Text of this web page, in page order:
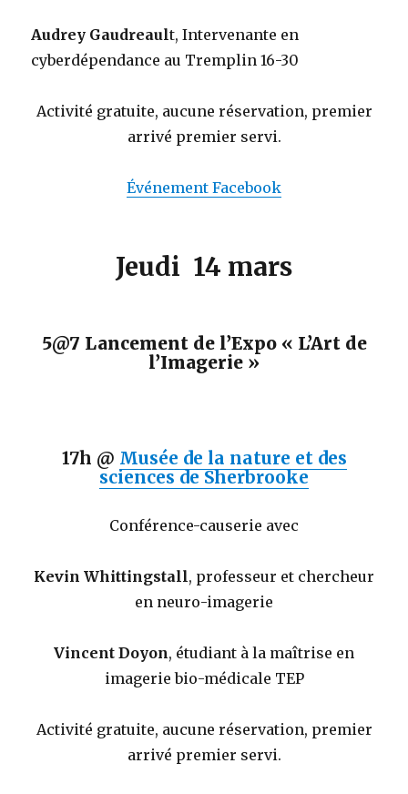
Audrey Gaudreault, Intervenante en
cyberdépendance au Tremplin 16-30
Activité gratuite, aucune réservation, premier
arrivé premier servi.
Événement Facebook
Jeudi 14 mars
5@7 Lancement de l’Expo « L’Art de
l’Imagerie »
17h @ Musée de la nature et des
sciences de Sherbrooke
Conférence-causerie avec
Kevin Whittingstall, professeur et chercheur
en neuro-imagerie
Vincent Doyon, étudiant à la maîtrise en
imagerie bio-médicale TEP
Activité gratuite, aucune réservation, premier
arrivé premier servi.